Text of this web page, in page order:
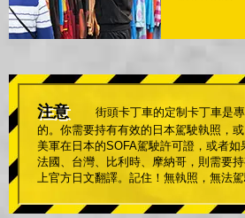
注意
街頭卡丁車的定制卡丁車是
的。你需要持有有效的日本駕駛執照，或
美軍在日本的SOFA駕駛許可證，或者如
法國、台灣、比利時、摩納哥，則需要
上官方日文翻譯。記住！無執照，無法駕